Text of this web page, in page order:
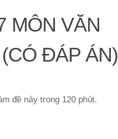
MÔN VĂN
ĐÁP ÁN)
đề này trong 120 phút.